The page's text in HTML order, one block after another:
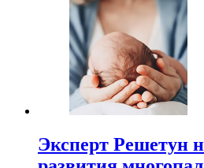
Эксперт Решетун